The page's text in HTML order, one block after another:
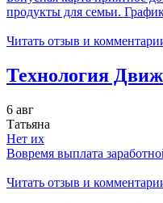
продукты для семьи.
Читать отзыв и
Технология
6 авг
Татьяна
Нет их
Вовремя выплата
Читать отзыв и